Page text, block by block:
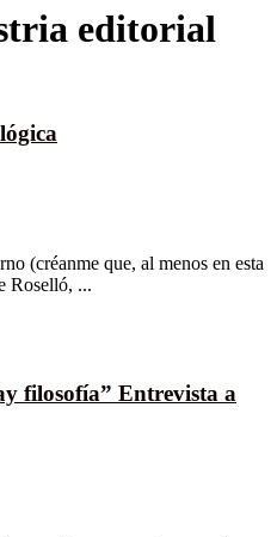
editorial
(créanme que, al menos en esta
Roselló, ...
filosofía” Entrevista a